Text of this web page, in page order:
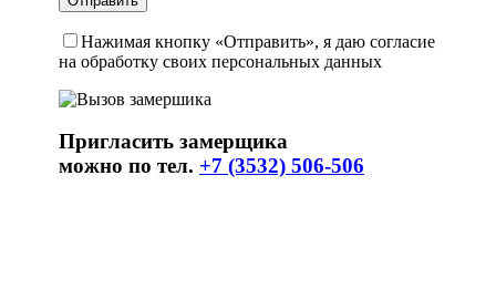
Нажимая кнопку «Отправить», я даю согласие
на обработку своих персональных данных
Пригласить замерщика
можно по тел. +7 (3532) 506-506